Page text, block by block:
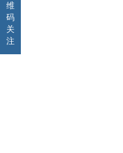
维
码
关
注